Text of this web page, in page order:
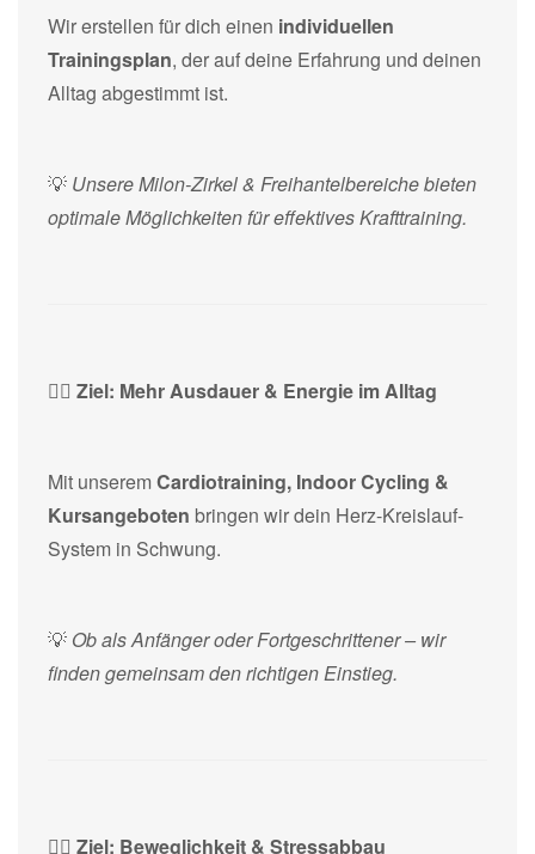
Wir erstellen für dich einen individuellen
Trainingsplan, der auf deine Erfahrung und deinen
Alltag abgestimmt ist.
💡 Unsere Milon-Zirkel & Freihantelbereiche bieten
optimale Möglichkeiten für effektives Krafttraining.
🏃‍♀️ Ziel: Mehr Ausdauer & Energie im Alltag
Mit unseremCardiotraining, Indoor Cycling &
Kursangeboten bringen wir dein Herz-Kreislauf-
System in Schwung.
💡 Ob als Anfänger oder Fortgeschrittener – wir
finden gemeinsam den richtigen Einstieg.
🧘‍♀️ Ziel: Beweglichkeit & Stressabbau